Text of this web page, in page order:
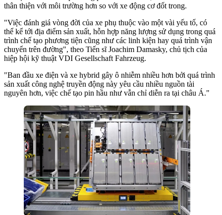
thân thiện với môi trường hơn so với xe động cơ đốt trong.
"Việc đánh giá vòng đời của xe phụ thuộc vào một vài yếu tố, có
thể kể tới địa điểm sản xuất, hỗn hợp năng lượng sử dụng trong quá
trình chế tạo phương tiện cũng như các linh kiện hay quá trình vận
chuyển trên đường", theo Tiến sĩ Joachim Damasky, chủ tịch của
hiệp hội kỹ thuật VDI Gesellschaft Fahrzeug.
"Ban đầu xe điện và xe hybrid gây ô nhiễm nhiều hơn bởi quá trình
sản xuất công nghệ truyền động này yêu cầu nhiều nguồn tài
nguyên hơn, việc chế tạo pin hầu như vẫn chỉ diễn ra tại châu Á."